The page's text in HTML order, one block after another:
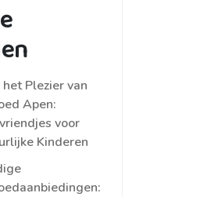
Plezier van
Apen:
voor
Kinderen